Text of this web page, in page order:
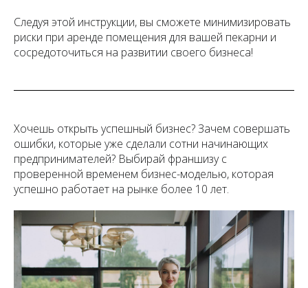
Следуя этой инструкции, вы сможете минимизировать
риски при аренде помещения для вашей пекарни и
сосредоточиться на развитии своего бизнеса!
Хочешь открыть успешный бизнес? Зачем совершать
ошибки, которые уже сделали сотни начинающих
предпринимателей? Выбирай франшизу с
проверенной временем бизнес-моделью, которая
успешно работает на рынке более 10 лет.